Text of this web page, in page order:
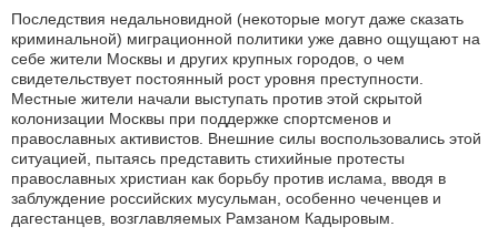
Последствия недальновидной (некоторые могут даже сказать
криминальной) миграционной политики уже давно ощущают на
себе жители Москвы и других крупных городов, о чем
свидетельствует постоянный рост уровня преступности.
Местные жители начали выступать против этой скрытой
колонизации Москвы при поддержке спортсменов и
православных активистов. Внешние силы воспользовались этой
ситуацией, пытаясь представить стихийные протесты
православных христиан как борьбу против ислама, вводя в
заблуждение российских мусульман, особенно чеченцев и
дагестанцев, возглавляемых Рамзаном Кадыровым.